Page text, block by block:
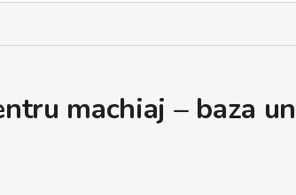
machiaj – baza